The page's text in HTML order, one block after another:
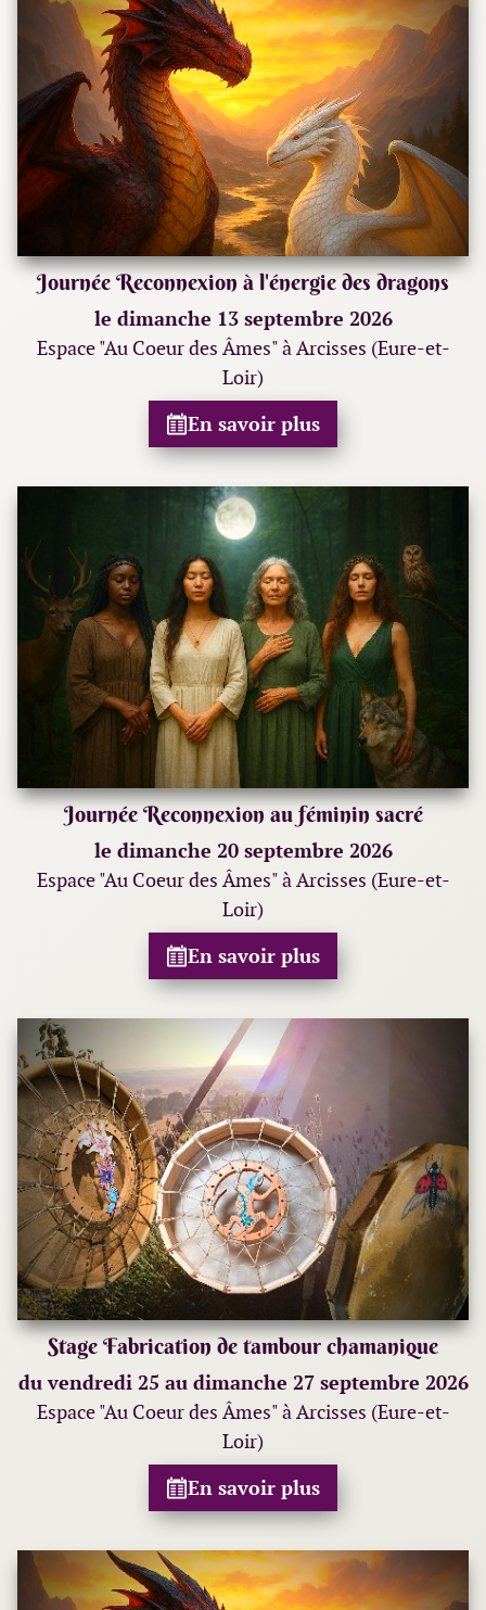
Journée Reconnexion à l'énergie des dragons
le dimanche 13 septembre 2026
Espace "Au Coeur des Âmes" à Arcisses (Eure-et-
Loir)
En savoir plus
Journée Reconnexion au féminin sacré
le dimanche 20 septembre 2026
Espace "Au Coeur des Âmes" à Arcisses (Eure-et-
Loir)
En savoir plus
Stage Fabrication de tambour chamanique
du vendredi 25 au dimanche 27 septembre 2026
Espace "Au Coeur des Âmes" à Arcisses (Eure-et-
Loir)
En savoir plus